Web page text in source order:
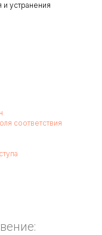
и устранения
соответствия